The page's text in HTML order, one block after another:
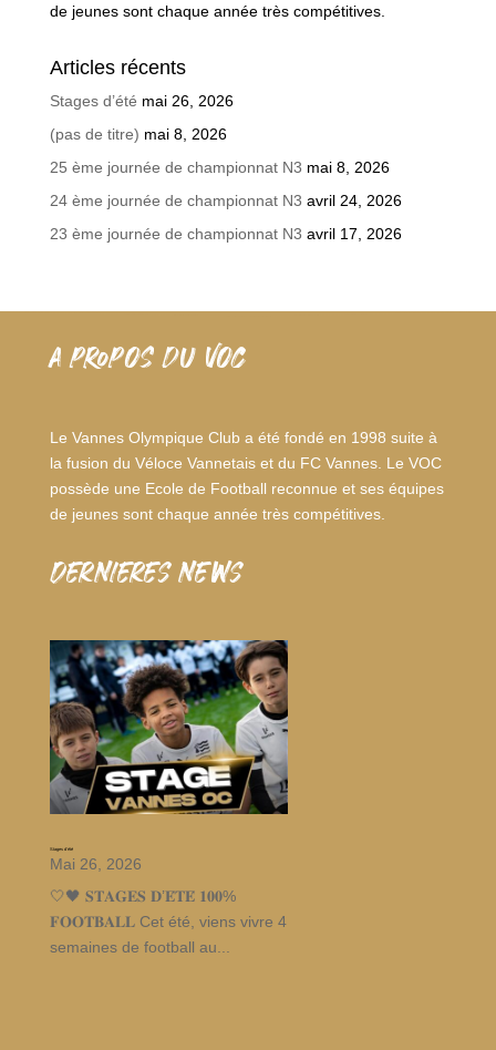
de jeunes sont chaque année très compétitives.
Articles récents
Stages d’été mai 26, 2026
(pas de titre) mai 8, 2026
25 ème journée de championnat N3 mai 8, 2026
24 ème journée de championnat N3 avril 24, 2026
23 ème journée de championnat N3 avril 17, 2026
A PROPOS DU VOC
Le Vannes Olympique Club a été fondé en 1998 suite à
la fusion du Véloce Vannetais et du FC Vannes. Le VOC
possède une Ecole de Football reconnue et ses équipes
de jeunes sont chaque année très compétitives.
dernieres news
Stages d’été
Mai 26, 2026
🤍🖤 𝐒𝐓𝐀𝐆𝐄𝐒 𝐃’𝐄́𝐓𝐄́ 𝟏𝟎𝟎%
𝐅𝐎𝐎𝐓𝐁𝐀𝐋𝐋 Cet été, viens vivre 4
semaines de football au...